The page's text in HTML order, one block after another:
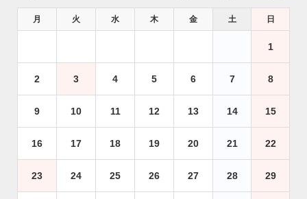
月 火 水 木 金 土 日
1
2 3 4 5 6 7 8
9 10 11 12 13 14 15
16 17 18 19 20 21 22
23 24 25 26 27 28 29